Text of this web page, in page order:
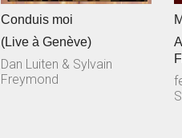
Conduis moi
(Live à Genève)
Dan Luiten & Sylvain
Freymond